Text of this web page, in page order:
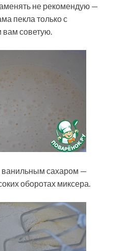
не рекомендую —
пекла только с
советую.
ванильным сахаром —
оборотах миксера.